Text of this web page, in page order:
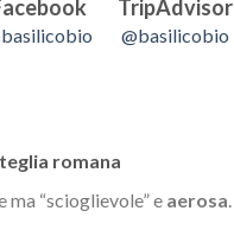
TripAdvisor
@basilicobio
romana
ma “scioglievole” e aerosa.